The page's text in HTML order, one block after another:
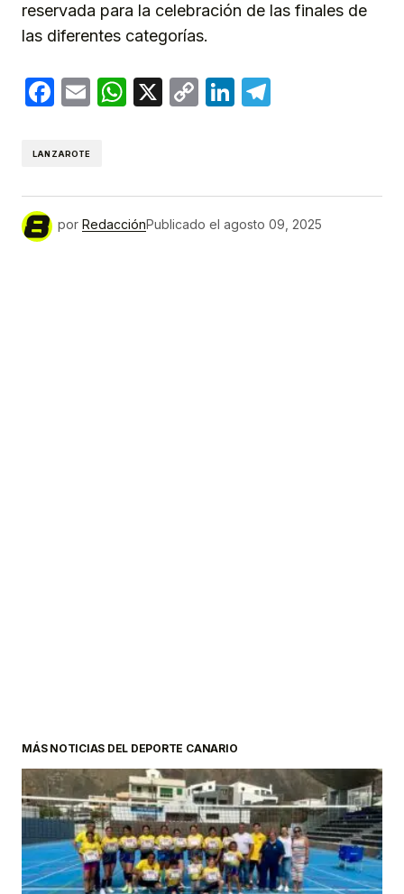
reservada para la celebración de las finales de
las diferentes categorías.
Facebook
EmailWhatsApp
X
CopyLinkedIn
LANZAROTE
por RedacciónPublicado el agosto 09, 2025
MÁS NOTICIAS DEL DEPORTE CANARIO